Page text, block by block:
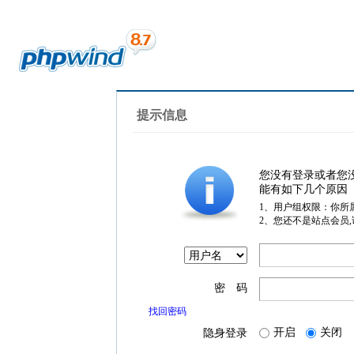
提示信息
您没有登录或者您
能有如下几个原因
1、用户组权限：你所
2、您还不是站点会员
密 码
找回密码
隐身登录 开启 关闭